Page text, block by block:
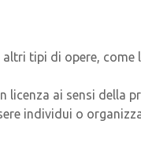
tipi di opere, come
ai sensi della
individui o